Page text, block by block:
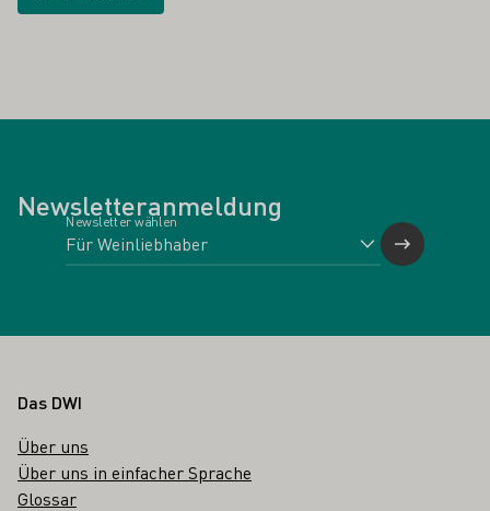
Newsletteranmeldung
Newsletter wählen
Fußbereich
Das DWI
Über uns
Über uns in einfacher Sprache
Glossar